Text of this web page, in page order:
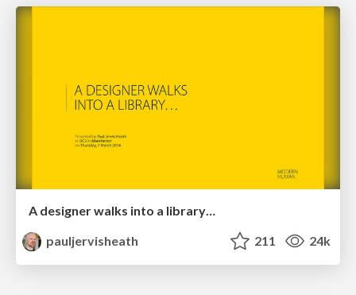
A designer walks into a library…
pauljervisheath
211 24k